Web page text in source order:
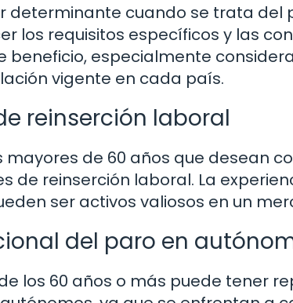
determinante cuando se trata del
los requisitos específicos y las
beneficio, especialmente
vigente en cada país.
reinserción laboral
mayores de 60 años que desean
de reinserción laboral. La
ser activos valiosos en un
del paro en
los 60 años o más puede tener